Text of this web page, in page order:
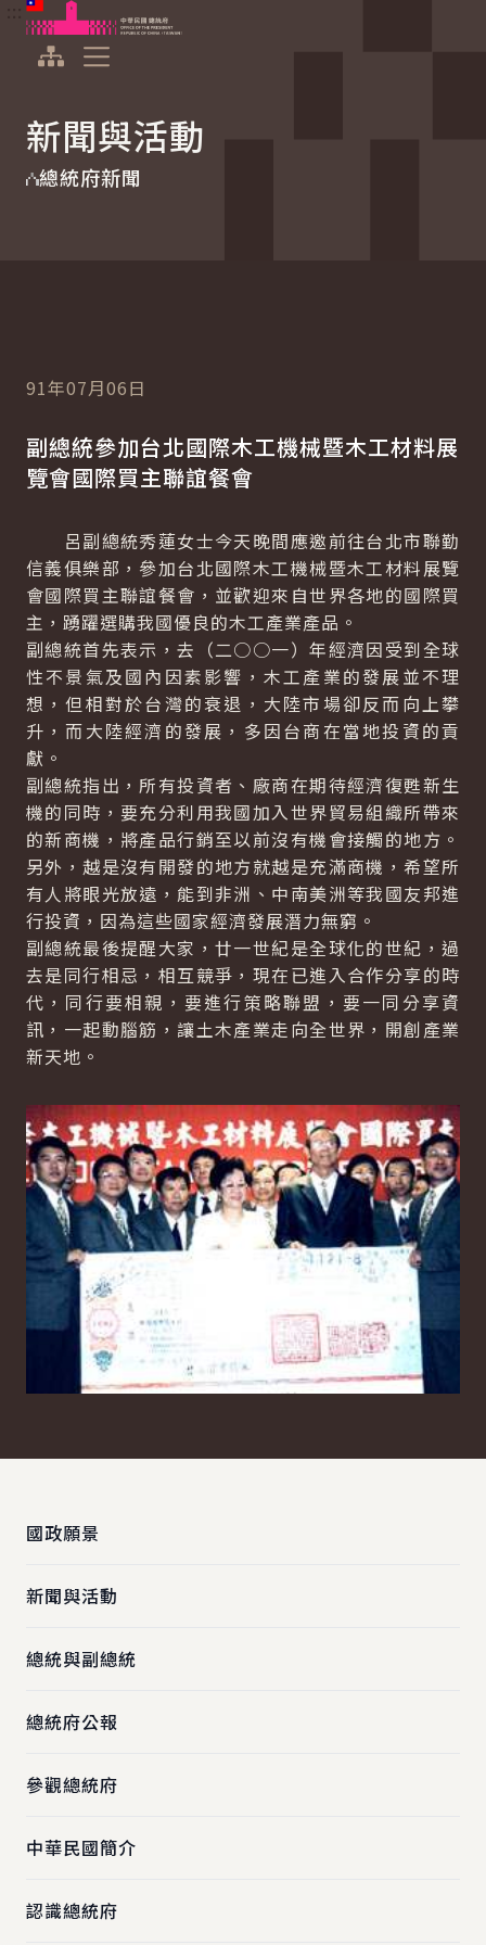
跳到主要內容
中華民國總統府
新聞與活動
總統府新聞
91年07月06日
副總統參加台北國際木工機械暨木工材料展
覽會國際買主聯誼餐會
呂副總統秀蓮女士今天晚間應邀前往台北市聯勤
信義俱樂部，參加台北國際木工機械暨木工材料展覽
會國際買主聯誼餐會，並歡迎來自世界各地的國際買
主，踴躍選購我國優良的木工產業產品。
副總統首先表示，去（二○○一）年經濟因受到全球
性不景氣及國內因素影響，木工產業的發展並不理
想，但相對於台灣的衰退，大陸市場卻反而向上攀
升，而大陸經濟的發展，多因台商在當地投資的貢
獻。
副總統指出，所有投資者、廠商在期待經濟復甦新生
機的同時，要充分利用我國加入世界貿易組織所帶來
的新商機，將產品行銷至以前沒有機會接觸的地方。
另外，越是沒有開發的地方就越是充滿商機，希望所
有人將眼光放遠，能到非洲、中南美洲等我國友邦進
行投資，因為這些國家經濟發展潛力無窮。
副總統最後提醒大家，廿一世紀是全球化的世紀，過
去是同行相忌，相互競爭，現在已進入合作分享的時
代，同行要相親，要進行策略聯盟，要一同分享資
訊，一起動腦筋，讓土木產業走向全世界，開創產業
新天地。
國政願景
新聞與活動
總統與副總統
總統府公報
參觀總統府
中華民國簡介
認識總統府